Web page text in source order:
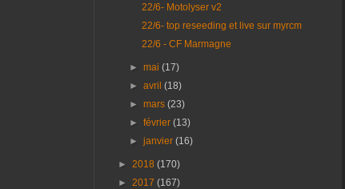
22/6- Motolyser v2
22/6- top reseeding et live sur myrcm
22/6 - CF Marmagne
►mai(17)
►avril(18)
►mars(23)
►février(13)
►janvier(16)
► 2018 (170)
► 2017 (167)